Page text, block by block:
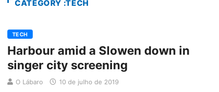
CATEGORY :TECH
TECH
Harbour amid a Slowen down in
singer city screening
O Lábaro 10 de julho de 2019